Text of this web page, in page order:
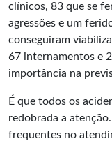
clínicos, 83 que se
agressões e um
conseguiram
67 internamentos e
importância na
É que todos os
redobrada a
frequentes no